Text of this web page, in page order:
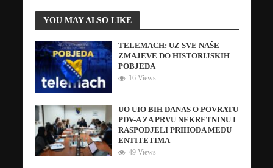
YOU MAY ALSO LIKE
TELEMACH: UZ SVE NAŠE
ZMAJEVE DO HISTORIJSKIH
POBJEDA
16 Views
UO UIO BIH DANAS O POVRATU
PDV-A ZA PRVU NEKRETNINU I
RASPODJELI PRIHODA MEĐU
ENTITETIMA
49 Views